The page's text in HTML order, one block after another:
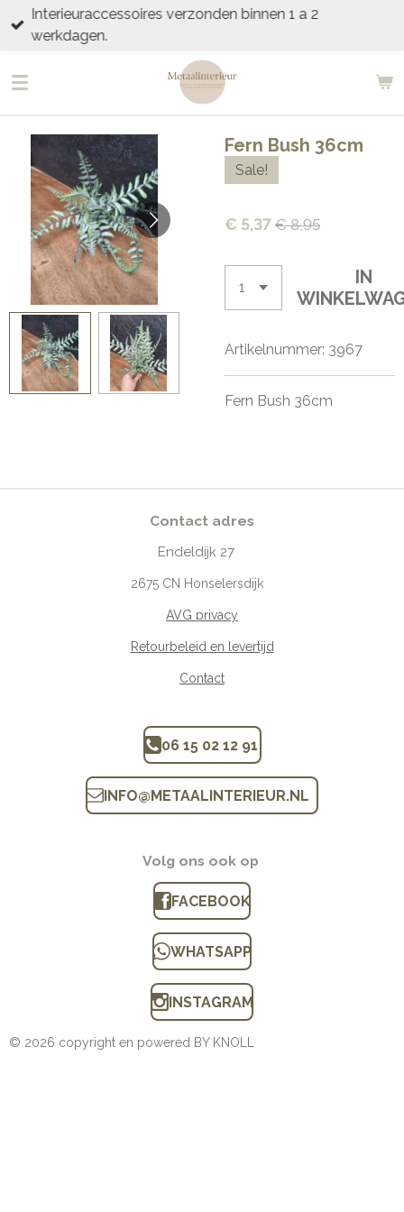
Ga
direct
de
Interieuraccessoires verzonden binnen 1 a 2
werkdagen.
Fern Bush 36cm
Sale!
€ 5,37 € 8,95
IN
Artikelnummer: 3967
Fern Bush 36cm
Contact adres
Endeldijk 27
2675 CN Honselersdijk
AVG privacy
Retourbeleid en levertijd
Contact
06 15 02 12 91
INFO@METAALINTERIEUR.NL
Volg ons ook op
FACEBOOK
WHATSAPP
INSTAGRAM
© 2026 copyright en powered BY KNOLL